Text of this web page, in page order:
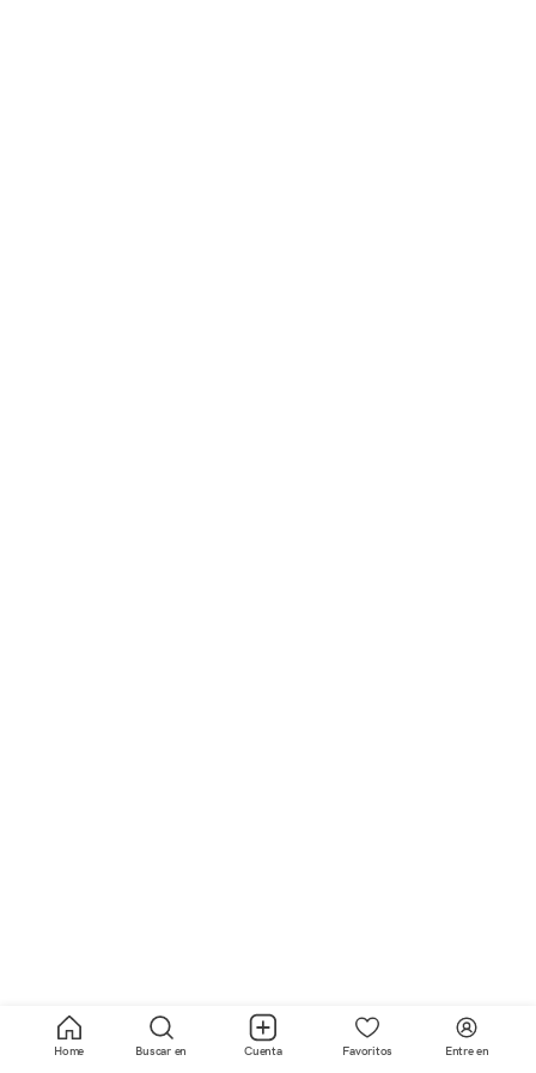
Home Buscar en Cuenta Favoritos Entre en